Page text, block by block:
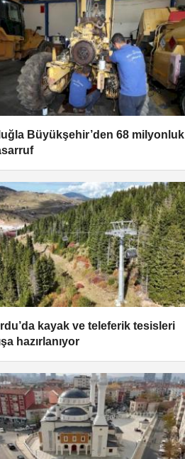
Büyükşehir’den 68 milyonluk
kayak ve teleferik tesisleri
hazırlanıyor